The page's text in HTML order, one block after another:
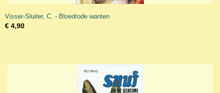
Visser-Sluiter, C. - Bloedrode wanten
€ 4,90